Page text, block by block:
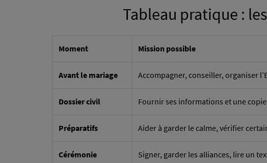
Tableau pratique :
Moment Mission possible
Avant le mariage Accompagner, conseiller, organiser
Dossier civil Fournir ses informations et une
Préparatifs Aider à garder le calme, vérifier
Cérémonie Signer, garder les alliances, lire un